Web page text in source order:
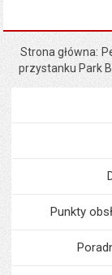
Strona główna
przystanku Park
Punkty